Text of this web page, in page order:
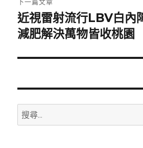
下
一
文
近視雷射流行LBV白內
減肥解決萬物皆收桃園
搜
尋